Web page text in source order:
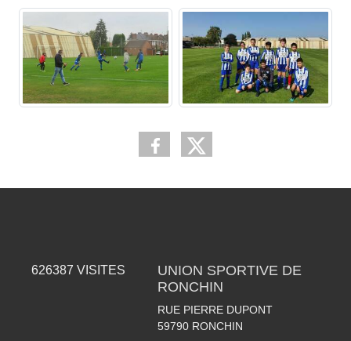
626387 VISITES
UNION SPORTIVE DE
RONCHIN
RUE PIERRE DUPONT
59790 RONCHIN